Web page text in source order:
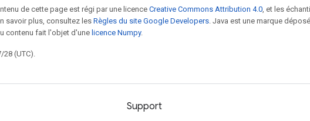
de cette page est régi par une licence Creative Commons Attribution 4.0 , et les
savoir plus, consultez lesRègles du site Google Developers . Java est une marque
contenu fait l'objet d'une licence Numpy.
(UTC).
Support